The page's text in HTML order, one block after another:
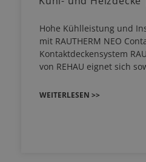
Hohe Kühlleistung und
mit RAUTHERM NEO
Kontaktdeckensystem
von REHAU eignet sich
WEITERLESEN >>